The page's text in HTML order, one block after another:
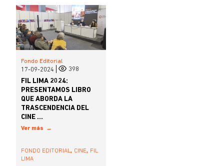
Fondo Editorial
17-09-2024 398
FIL LIMA 2024:
PRESENTAMOS LIBRO
QUE ABORDA LA
TRASCENDENCIA DEL
CINE ...
Ver más
FONDO EDITORIAL, CINE, FIL
LIMA